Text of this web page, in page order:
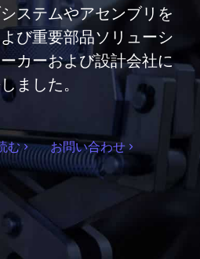
ステムやアセンブリを
び重要部品ソリューシ
カーおよび設計会社に
ました。
む お問い合わせ